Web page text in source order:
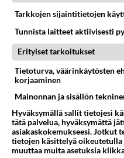
06.08.2026 09:02
Onko kaivattusi
Kummallinen jossakin suhteessa?
05.08.2026 17:47
Ikävä
Mies, olenko
05.08.2026 11:40
Ikävä
Tarkkojen sijaintitietojen
Tunnista laitteet aktiivisesti
Erityiset tarkoitukset
Tietoturva, väärinkäytösten
korjaaminen
Mainonnan ja sisällön
Hyväksymällä sallit tietojesi
tätä palvelua, hyväksymättä
asiakaskokemukseesi. Jotkut
tietojen käsittelyä oikeutetulla
muuttaa muita asetuksia